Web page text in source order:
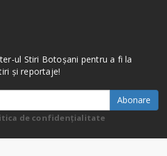
ul Stiri Botoșani pentru a fi la
și reportaje!
Abonare
de confidențialitate